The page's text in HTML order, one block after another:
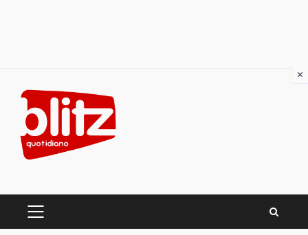
content
PRIMARY
×